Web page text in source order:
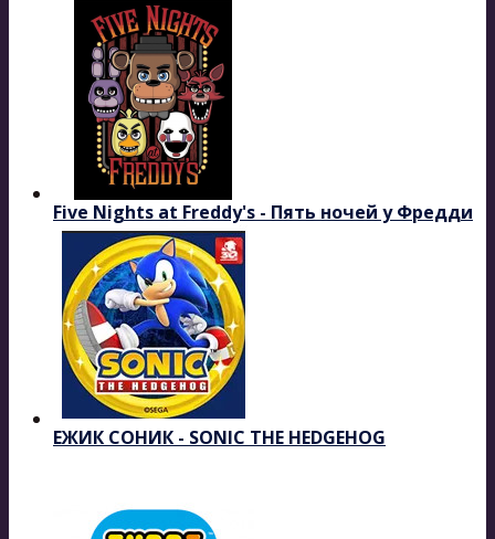
Five Nights at Freddy's - Пять ночей у Фредди
ЕЖИК СОНИК - SONIC THE HEDGEHOG